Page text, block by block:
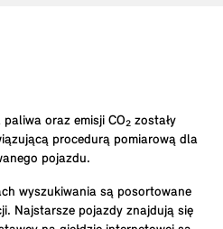
oraz emisji CO₂ zostały
procedurą pomiarową dla
pojazdu.
wyszukiwania są posortowane
Najstarsze pojazdy znajdują się